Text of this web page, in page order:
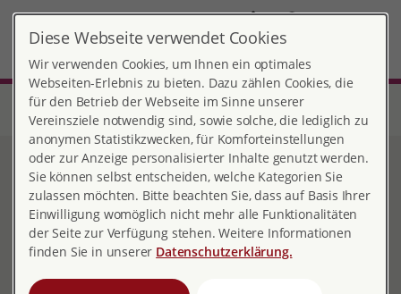
DE
Start Nordrhein-Westfalen
Beratungsstelle Burscheid
Sexualität und geistige Behinderung
Sexualität und geistige
Behinderung
Diese Webseite verwendet Cookies
Wir verwenden Cookies, um Ihnen ein optimales
Webseiten-Erlebnis zu bieten. Dazu zählen Cookies, die
für den Betrieb der Webseite im Sinne unserer
Vereinsziele notwendig sind, sowie solche, die lediglich zu
anonymen Statistikzwecken, für Komforteinstellungen
oder zur Anzeige personalisierter Inhalte genutzt werden.
Sie können selbst entscheiden, welche Kategorien Sie
zulassen möchten. Bitte beachten Sie, dass auf Basis Ihrer
Einwilligung womöglich nicht mehr alle Funktionalitäten
der Seite zur Verfügung stehen. Weitere Informationen
finden Sie in unserer Datenschutzerklärung.